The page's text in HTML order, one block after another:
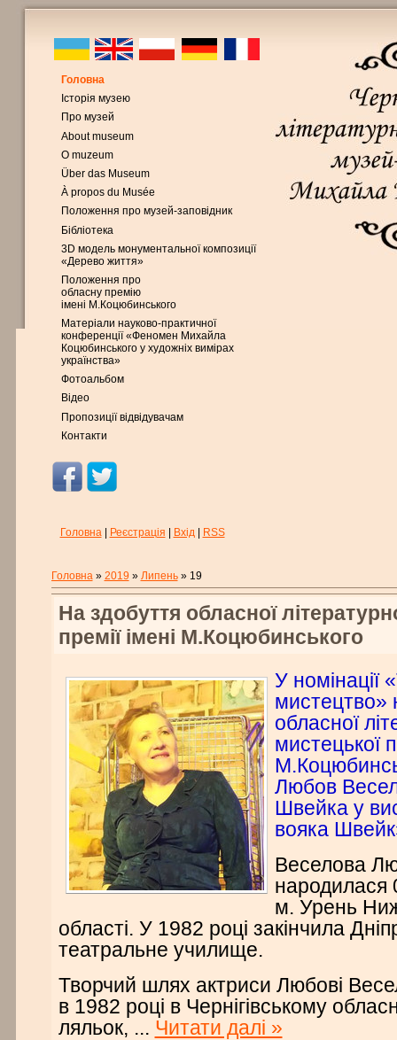
Головна
Історія музею
Про музей
About museum
O muzeum
Über das Museum
À propos du Musée
Положення про музей-заповідник
Бібліотека
3D модель монументальної композиції
«Дерево життя»
Положення про
обласну премію
імені М.Коцюбинського
Матеріали науково-практичної
конференції «Феномен Михайла
Коцюбинського у художніх вимірах
українства»
Фотоальбом
Відео
Пропозиції відвідувачам
Контакти
Головна| Реєстрація Вхід| RSS
Головна» 2019 » Липень » 19
На здобуття обласної
премії імені М.Коцюбинського
У номінації
мистецтво»
обласної
мистецької
Любов
Швейка у
вояка
Веселова
народилася
м. Урень
області. У 1982 році закінчила
театральне училище.
Творчий шлях актриси Любові
в 1982 році в Чернігівському
ляльок, ... Читати далі »